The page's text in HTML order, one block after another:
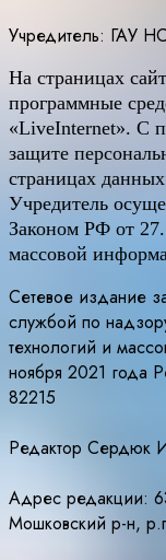
Учредитель: ГАУ
На страницах
программные
«LiveInternet». С
защите
страницах
Учредитель
Законом РФ от
массовой
Сетевое издание
службой по
технологий и
ноября 2021 года
82215
Редактор Сердюк
Адрес редакции:
Мошковский р-н,